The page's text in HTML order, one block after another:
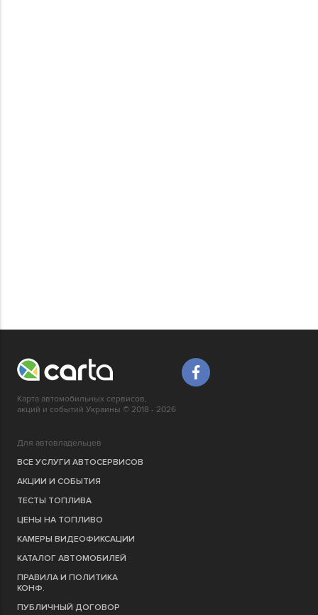
Карта автомобильных сервисов,
акций и событий Украины © 2018 - 2026
Для автовладельцев
ВСЕ УСЛУГИ АВТОСЕРВИСОВ
АКЦИИ И СОБЫТИЯ
ТЕСТЫ ТОПЛИВА
ЦЕНЫ НА ТОПЛИВО
КАМЕРЫ ВИДЕОФИКСАЦИИ
КАТАЛОГ АВТОМОБИЛЕЙ
ПРАВИЛА И ПОЛИТИКА
КОНФ.
ПУБЛИЧНЫЙ ДОГОВОР